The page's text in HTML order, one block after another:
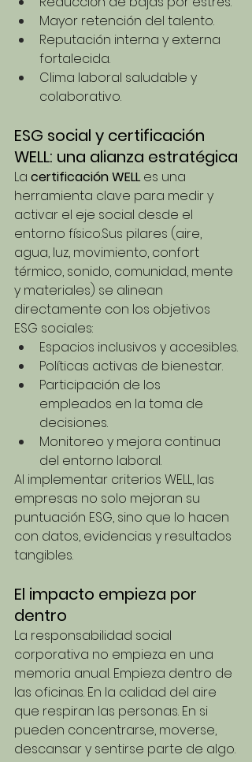
Mayor retención del talento.
Reputación interna y externa
fortalecida.
Clima laboral saludable y
colaborativo.
ESG social y certificación
WELL: una alianza estratégica
La certificación WELL es una
herramienta clave para medir y
activar el eje social desde el
entorno físico.Sus pilares (aire,
agua, luz, movimiento, confort
térmico, sonido, comunidad, mente
y materiales) se alinean
directamente con los objetivos
ESG sociales:
Espacios inclusivos y accesibles.
Políticas activas de bienestar.
Participación de los
empleados en la toma de
decisiones.
Monitoreo y mejora continua
del entorno laboral.
Al implementar criterios WELL, las
empresas no solo mejoran su
puntuación ESG, sino que lo hacen
con datos, evidencias y resultados
tangibles.
El impacto empieza por
dentro
La responsabilidad social
corporativa no empieza en una
memoria anual. Empieza dentro de
las oficinas. En la calidad del aire
que respiran las personas. En si
pueden concentrarse, moverse,
descansar y sentirse parte de algo.